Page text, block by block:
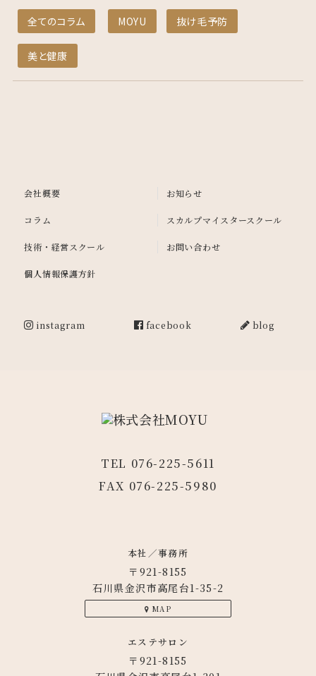
全てのコラム MOYU 抜け毛予防
美と健康
会社概要 お知らせ
コラム スカルプマイスタースクール
技術・経営スクール お問い合わせ
個人情報保護方針
instagram facebook blog
TEL 076-225-5611
FAX 076-225-5980
本社／事務所
〒921-8155
石川県金沢市高尾台1-35-2
MAP
エステサロン
〒921-8155